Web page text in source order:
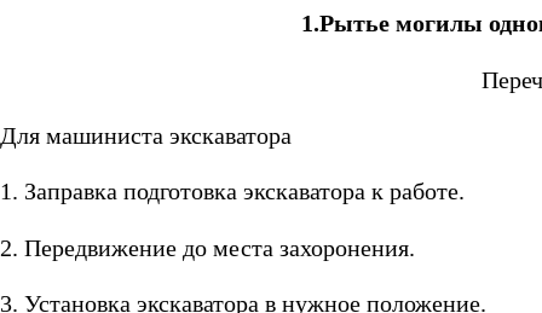
1.Рытье могилы
Для машиниста экскаватора
1. Заправка подготовка экскаватора к работе.
2. Передвижение до места захоронения.
3. Установка экскаватора в нужное положение.